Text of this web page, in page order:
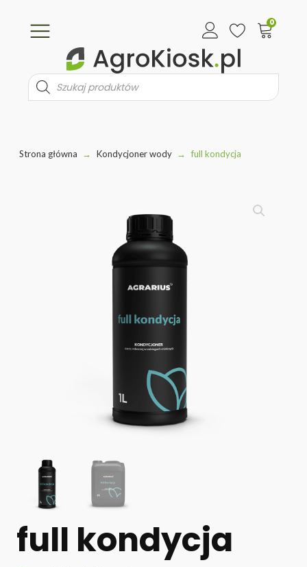
0
Wyszukiwarka
produktów
Strona główna → Kondycjoner wody → full kondycja
full kondycja